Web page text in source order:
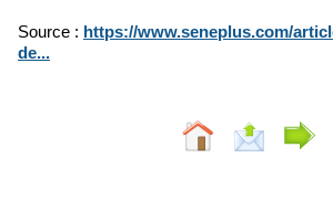
Source : https://www.seneplus.com/
de...